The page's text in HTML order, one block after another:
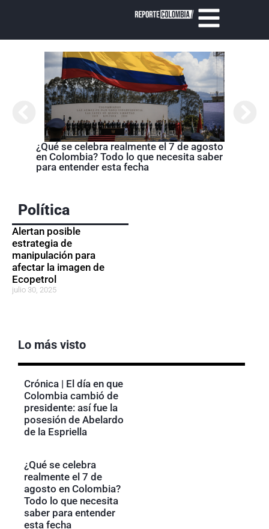
¿Qué se celebra realmente el 7 de agosto
en Colombia? Todo lo que necesita saber
para entender esta fecha
Política
Alertan posible
estrategia de
manipulación para
afectar la imagen de
Ecopetrol
julio 30, 2025
Lo más visto
Crónica | El día en que
Colombia cambió de
presidente: así fue la
posesión de Abelardo
de la Espriella
¿Qué se celebra
realmente el 7 de
agosto en Colombia?
Todo lo que necesita
saber para entender
esta fecha